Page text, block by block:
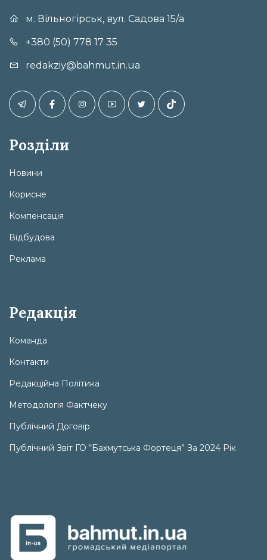
м. Вільногірськ, вул. Садова 15/а
+380 (50) 778 17 35
redakziy@bahmut.in.ua
Розділи
Новини
Корисне
Компенсація
Відбудова
Реклама
Редакція
Команда
Контакти
Редакційна Політика
Методологія Фактчеку
Публічний Договір
Публічний Звіт ГО “Бахмутська Фортеця” За 2024 Рік